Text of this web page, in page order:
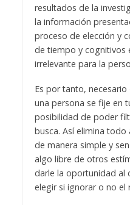
resultados de la
la información
proceso de elección y
de tiempo y cognitivos
irrelevante para la
Es por tanto,
una persona se fije en
posibilidad de poder
busca. Así elimina
de manera simple y
algo libre de otros
darle la oportunidad al
elegir si ignorar o no el